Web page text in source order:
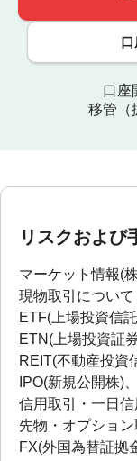
口座
移管（
リスクおよび
マーケット情報(
現物取引について
ETF(上場投資信
ETN(上場投資証
REIT(不動産投資
IPO(新規公開株)
信用取引・一日
先物・オプショ
FX(外国為替証拠